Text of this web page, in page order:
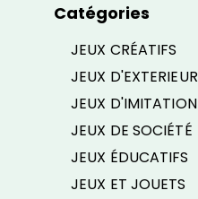
Catégories
JEUX CRÉATIFS
JEUX D'EXTERIEUR
JEUX D'IMITATION
JEUX DE SOCIÉTÉ
JEUX ÉDUCATIFS
JEUX ET JOUETS